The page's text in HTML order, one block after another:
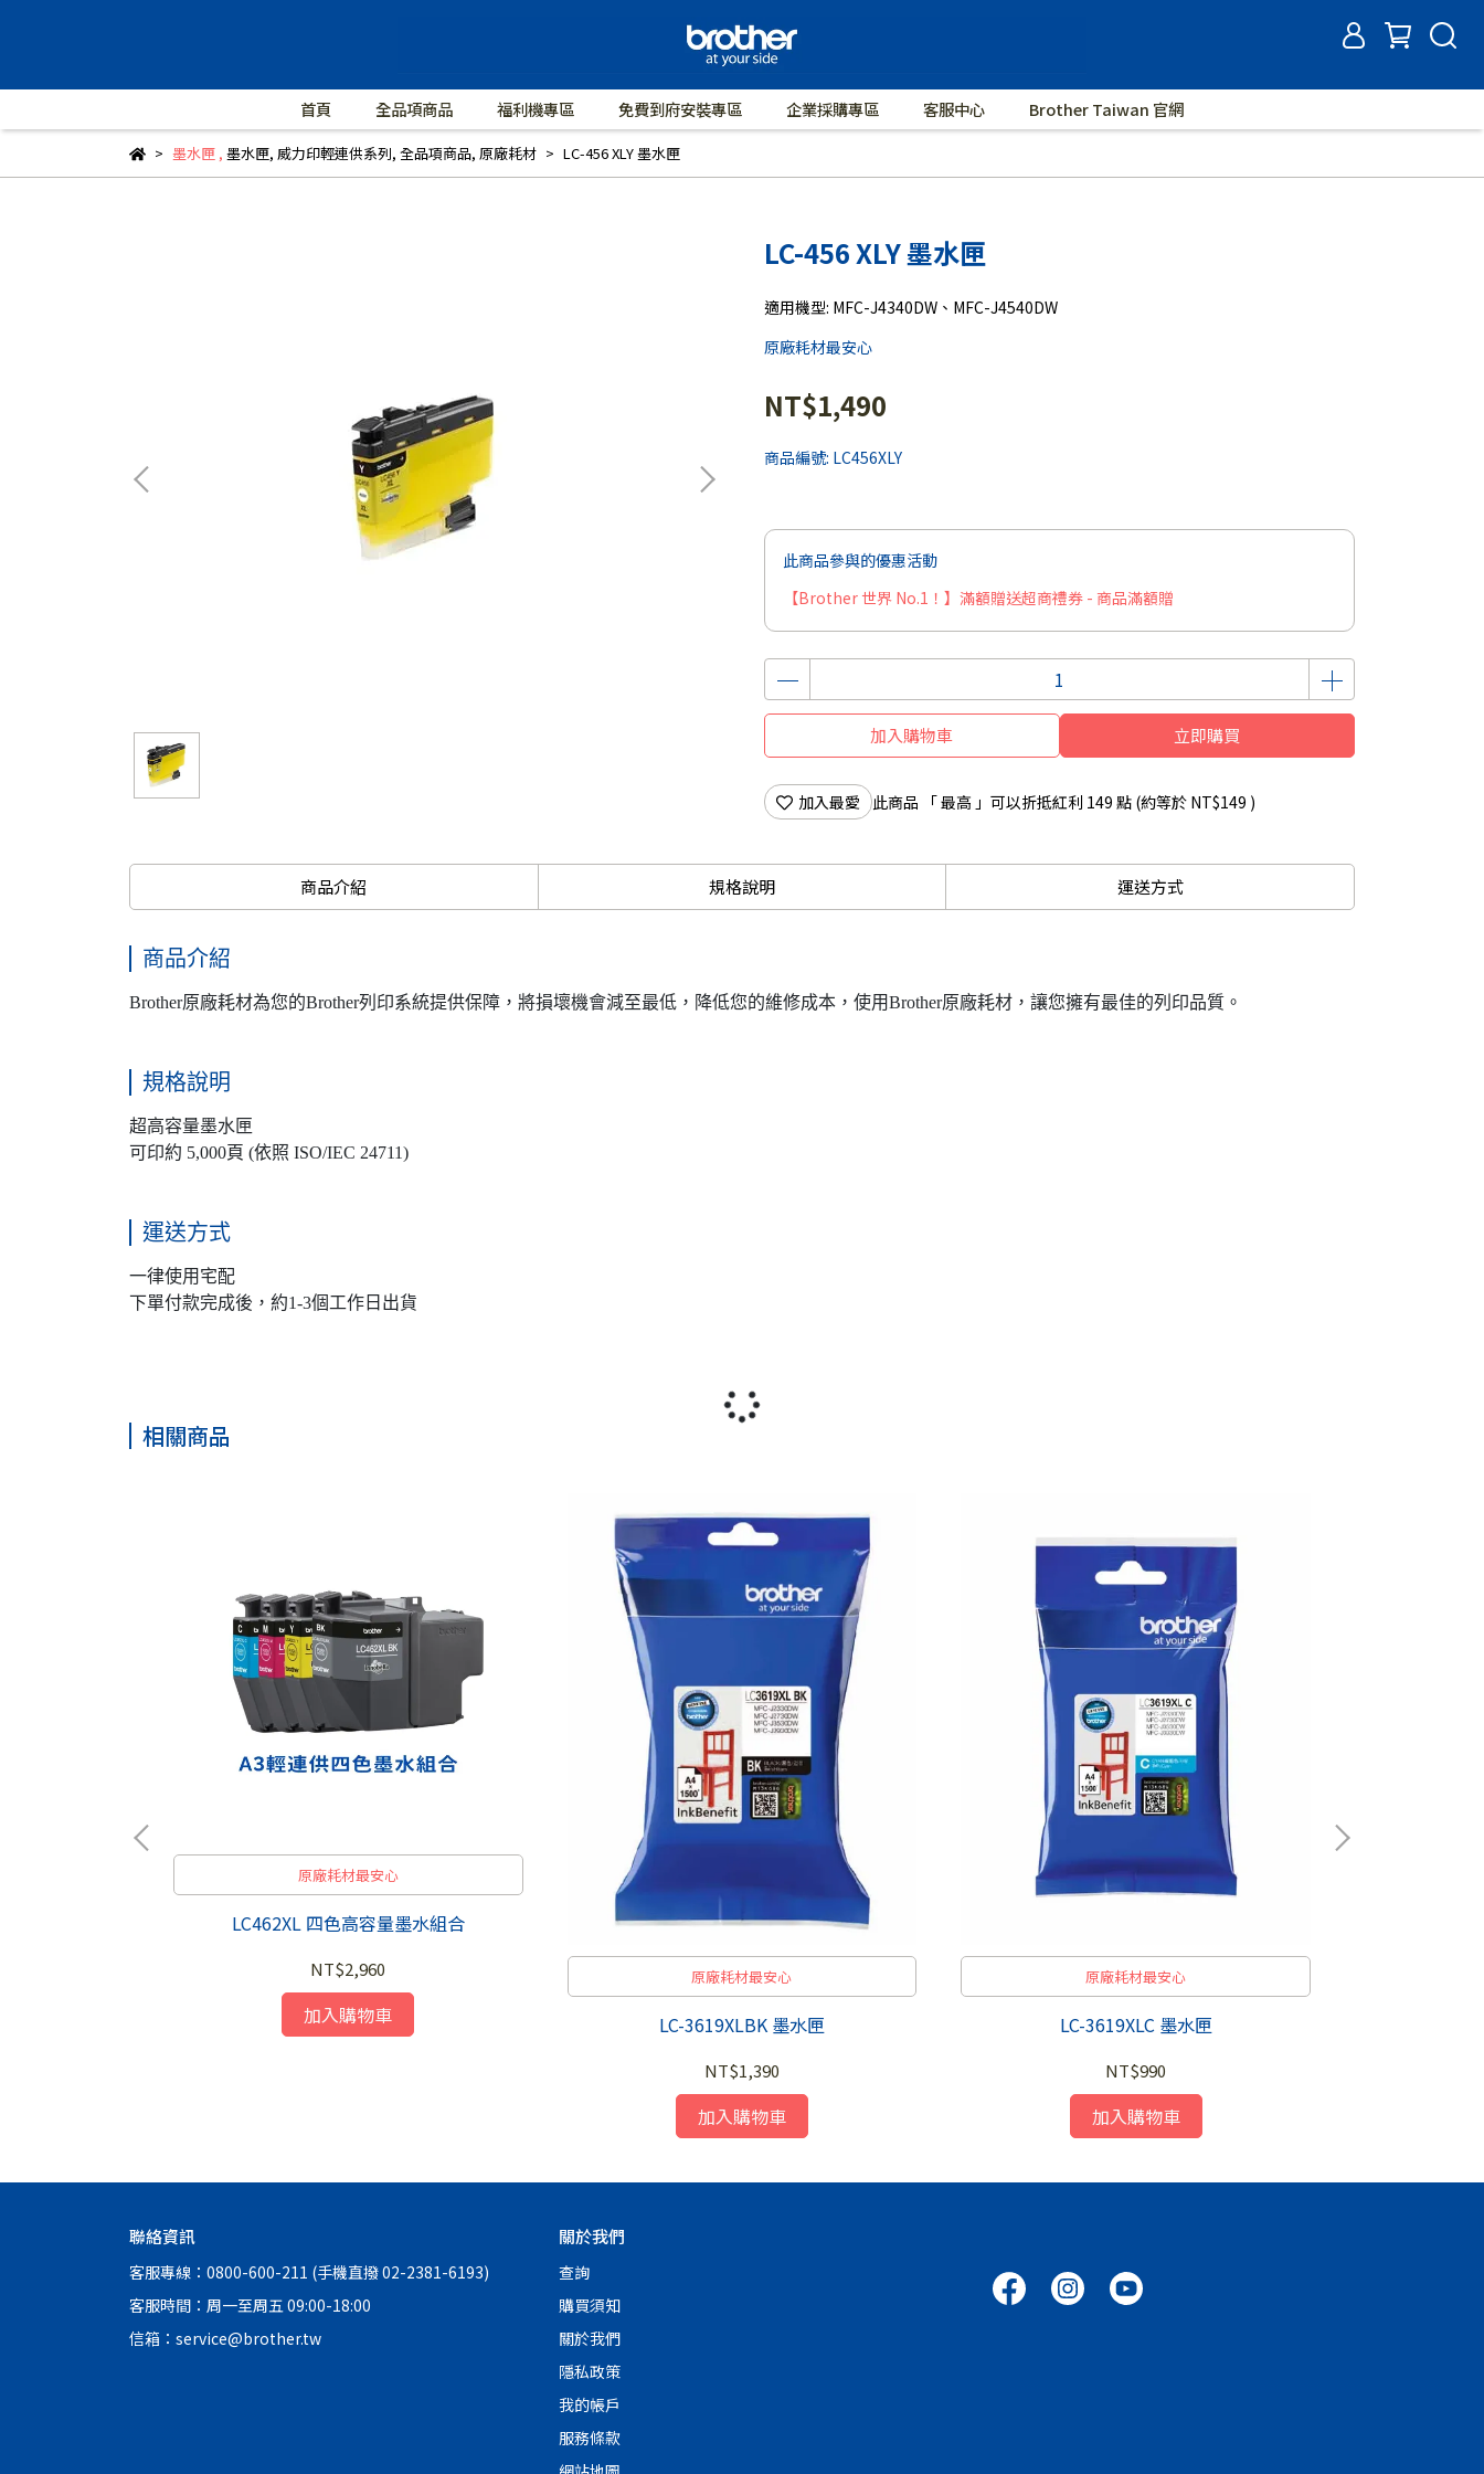
首頁 全品項商品 福利機專區 免費到府安裝專區 企業採購專區 客服中心 Brother Taiwan 官網
墨水匣, 墨水匣, 威力印輕連供系列, 全品項商品, 原廠耗材 LC-456 XLY 墨水匣
LC-456 XLY 墨水匣
適用機型: MFC-J4340DW、MFC-J4540DW
原廠耗材最安心
NT$1,490
商品編號: LC456XLY
此商品參與的優惠活動
【Brother 世界 No.1！】滿額贈送超商禮券 - 商品滿額贈
加入購物車 立即購買
加入最愛 此商品 「 最高 」可以折抵紅利 149 點 (約等於 NT$149 )
商品介紹 規格說明 運送方式
商品介紹
Brother原廠耗材為您的Brother列印系統提供保障，將損壞機會減至最低，降低您的維修成本，使用Brother原廠耗材，讓您擁有最佳的列印品質。
規格說明
超高容量墨水匣
可印約 5,000頁 (依照 ISO/IEC 24711)
運送方式
一律使用宅配
下單付款完成後，約1-3個工作日出貨
相關商品
原廠耗材最安心
LC462XL 四色高容量墨水組合
NT$2,960
加入購物車
原廠耗材最安心
LC-3619XLBK 墨水匣
NT$1,390
加入購物車
原廠耗材最安心
LC-3619XLC 墨水匣
NT$990
加入購物車
聯絡資訊
客服專線：0800-600-211 (手機直撥 02-2381-6193)
客服時間：周一至周五 09:00-18:00
信箱：service@brother.tw
關於我們
查詢
購買須知
關於我們
隱私政策
我的帳戶
服務條款